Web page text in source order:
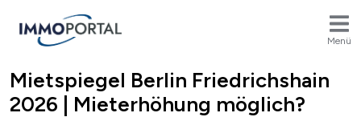
Menü
Breadcrumb
Mietspiegel Berlin Friedrichshain
2026 | Mieterhöhung möglich?